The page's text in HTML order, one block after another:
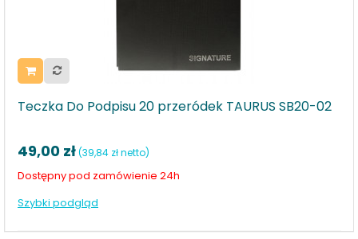
Teczka Do Podpisu 20 przeródek TAURUS SB20-02
49,00 zł(39,84 zł netto)
Dostępny pod zamówienie 24h
Szybki podgląd